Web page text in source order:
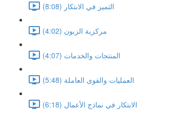
التميز في الابتكار (8:08)
مركزية الزبون (4:02)
المنتجات والخدمات (4:07)
العمليات والقوى العاملة (5:48)
الابتكار في نماذج الأعمال (6:18)